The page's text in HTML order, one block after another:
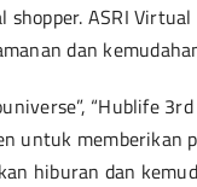
ASRI
dan
“Hublife
untuk memberikan
hiburan dan